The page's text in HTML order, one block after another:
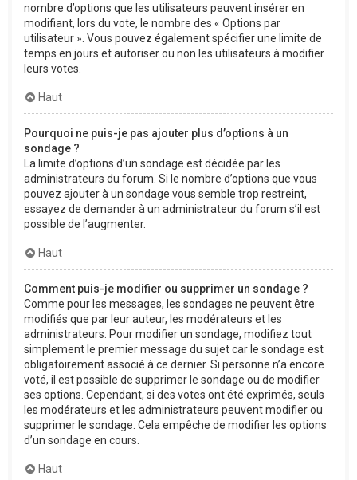
nombre d’options que les utilisateurs peuvent insérer en
modifiant, lors du vote, le nombre des « Options par
utilisateur ». Vous pouvez également spécifier une limite de
temps en jours et autoriser ou non les utilisateurs à modifier
leurs votes.
Haut
Pourquoi ne puis-je pas ajouter plus d’options à un
sondage ?
La limite d’options d’un sondage est décidée par les
administrateurs du forum. Si le nombre d’options que vous
pouvez ajouter à un sondage vous semble trop restreint,
essayez de demander à un administrateur du forum s’il est
possible de l’augmenter.
Haut
Comment puis-je modifier ou supprimer un sondage ?
Comme pour les messages, les sondages ne peuvent être
modifiés que par leur auteur, les modérateurs et les
administrateurs. Pour modifier un sondage, modifiez tout
simplement le premier message du sujet car le sondage est
obligatoirement associé à ce dernier. Si personne n’a encore
voté, il est possible de supprimer le sondage ou de modifier
ses options. Cependant, si des votes ont été exprimés, seuls
les modérateurs et les administrateurs peuvent modifier ou
supprimer le sondage. Cela empêche de modifier les options
d’un sondage en cours.
Haut